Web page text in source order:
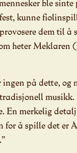
ble
kunne
dem til å
heter Meklaren
på dette, og
En merkelig
for å spille det er